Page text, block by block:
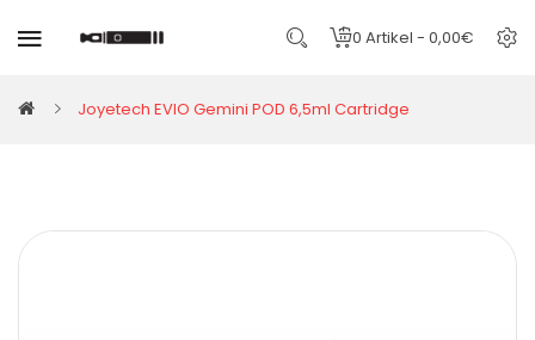
0 Artikel - 0,00€
Joyetech EVIO Gemini POD 6,5ml Cartridge